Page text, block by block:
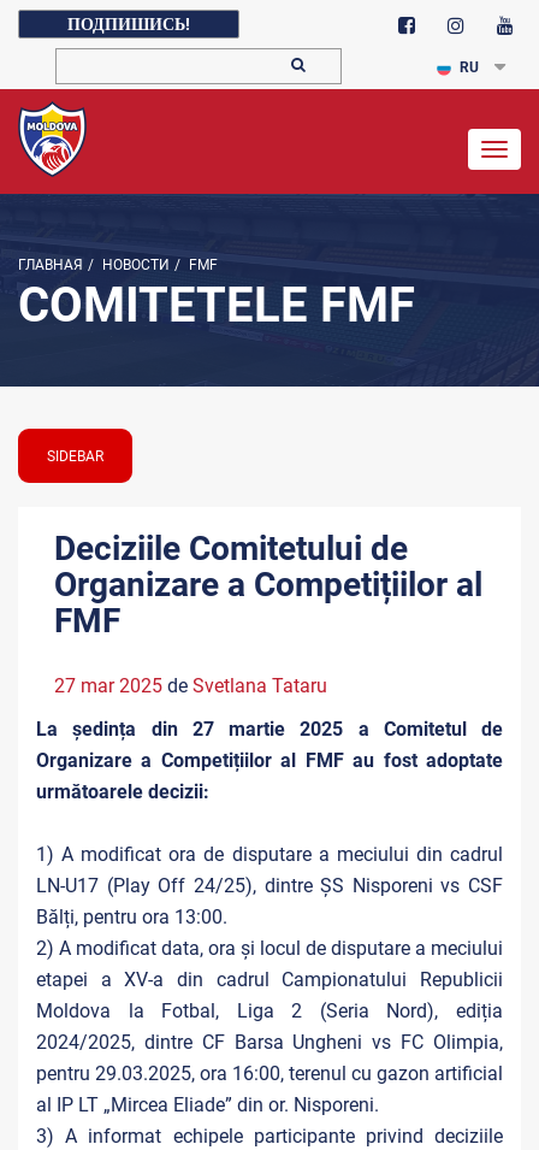
ПОДПИШИСЬ!
RU
ГЛАВНАЯ / НОВОСТИ / FMF
COMITETELE FMF
SIDEBAR
Deciziile Comitetului de
Organizare a Competițiilor al
FMF
27 mar 2025 de Svetlana Tataru
La ședința din 27 martie 2025 a Comitetul de
Organizare a Competițiilor al FMF au fost adoptate
următoarele decizii:
1) A modificat ora de disputare a meciului din cadrul
LN-U17 (Play Off 24/25), dintre ȘS Nisporeni vs CSF
Bălți, pentru ora 13:00.
2) A modificat data, ora și locul de disputare a meciului
etapei a XV-a din cadrul Campionatului Republicii
Moldova la Fotbal, Liga 2 (Seria Nord), ediția
2024/2025, dintre CF Barsa Ungheni vs FC Olimpia,
pentru 29.03.2025, ora 16:00, terenul cu gazon artificial
al IP LT „Mircea Eliade” din or. Nisporeni.
3) A informat echipele participante privind deciziile